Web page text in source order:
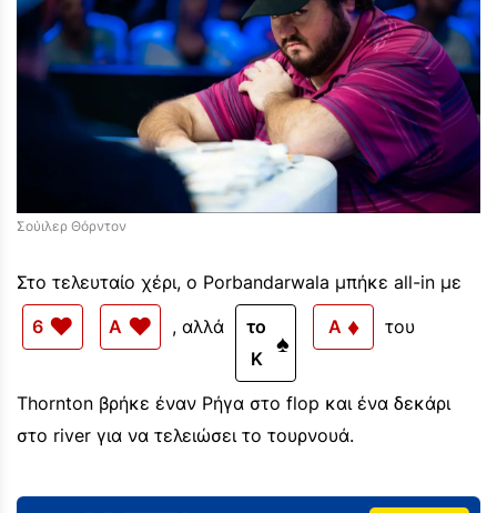
Σούιλερ Θόρντον
Στο τελευταίο χέρι, ο Porbandarwala μπήκε all-in με
6 ♥ A ♥ , αλλά
το
K
♠
A ♦ του
Thornton βρήκε έναν Ρήγα στο flop και ένα δεκάρι
στο river για να τελειώσει το τουρνουά.